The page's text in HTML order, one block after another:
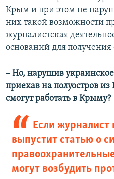
Крым и при этом не
них такой возможности
журналистская
оснований для
– Но, нарушив украинское
приехав на полуостров
смогут работать в Крыму?
Если
выпустит статью о
могут возбудить